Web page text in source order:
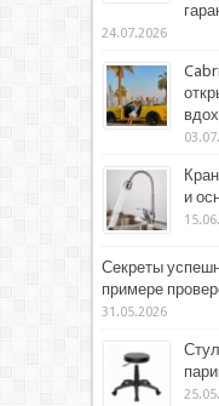
24.07.2026
и
Секреты
примере
31.05.2026